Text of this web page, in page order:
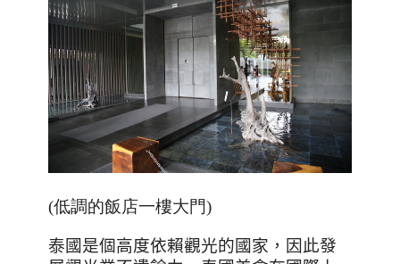
(低調的飯店一樓大門)
泰國是個高度依賴觀光的國家，因此發